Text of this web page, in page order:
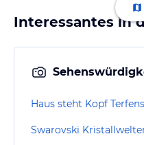
Interessantes in
Haus steht Kopf Terfens
Swarovski